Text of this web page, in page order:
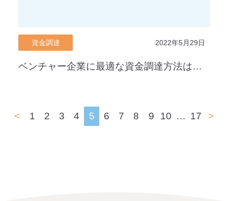
資金調達 2022年5月29日
ベンチャー企業に最適な資金調達方法は？それぞれの特徴やリスクについても解説
< 1 2 3 4 5 6 7 8 9 10 … 17 >